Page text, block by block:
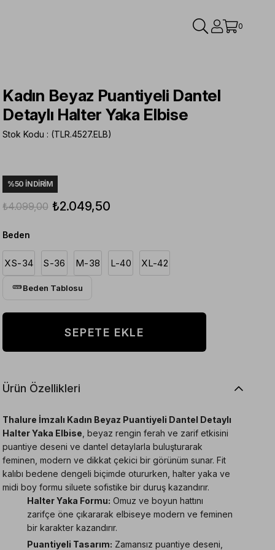
0
Kadın Beyaz Puantiyeli Dantel
Detaylı Halter Yaka Elbise
Stok Kodu (TLR.4527.ELB)
%50 İNDIRIM
₺4.099,00 ₺2.049,50
Beden
XS-34 S-36 M-38 L-40 XL-42
Beden Tablosu
Ürün Özellikleri
Thalure İmzalı Kadın Beyaz Puantiyeli Dantel Detaylı
Halter Yaka Elbise , beyaz rengin ferah ve zarif etkisini
puantiye deseni ve dantel detaylarla buluşturarak
feminen, modern ve dikkat çekici bir görünüm sunar. Fit
kalıbı bedene dengeli biçimde otururken, halter yaka ve
midi boy formu siluete sofistike bir duruş kazandırır.
Halter Yaka Formu: Omuz ve boyun hattını
zarifçe öne çıkararak elbiseye modern ve feminen
bir karakter kazandırır.
Puantiyeli Tasarım: Zamansız puantiye deseni,